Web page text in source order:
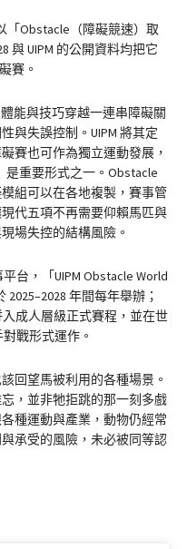
「Obstacle（障礙競速）取
與 UIPM 的公開資料均把它
賽。
能與技巧穿越一連串障礙關
與失誤控制。UIPM 將其定
賽也可作為獨立運動發展，
是重要形式之一。Obstacle
組可以在各地複製，賽事管
代五項不再需要仰賴馬匹與
場失控的結構風險。
台，「UIPM Obstacle World
年間每年舉辦；
入成人層級正式賽程，並在世
戰形式運作。
回望馬被利用的各種場景。
，並非牠拒跳的那一刻多戲
種運動與產業，動物仍經常
承受的風險，未必被同等認